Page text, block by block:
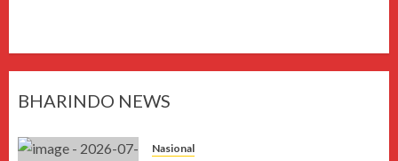
BHARINDO NEWS
Nasional